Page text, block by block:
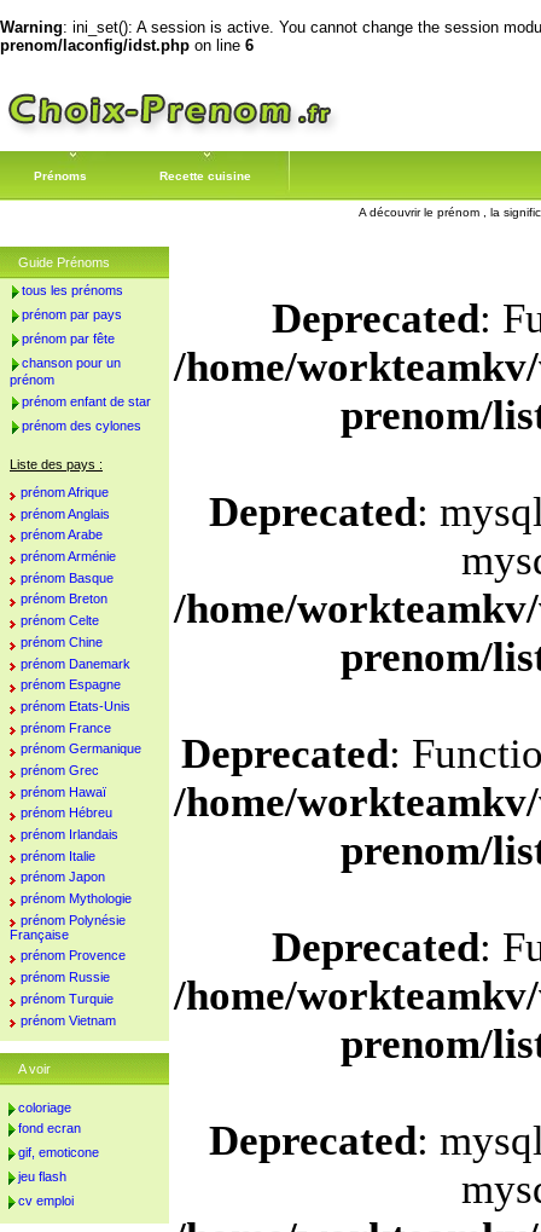
Warning: ini_set(): A session is active. You cannot change the session
prenom/laconfig/idst.php on line 6
Prénoms Recette cuisine
A découvrir le prénom , la
Deprecated:
/home/
prenom/
Deprecated:
/home/
prenom/
Deprecated:
/home/
prenom/
Deprecated:
/home/
prenom/
Deprecated:
Guide Prénoms
tous les prénoms
prénom par pays
prénom par fête
chanson pour un
prénom
prénom enfant de star
prénom des cylones
Liste des pays :
prénom Afrique
prénom Anglais
prénom Arabe
prénom Arménie
prénom Basque
prénom Breton
prénom Celte
prénom Chine
prénom Danemark
prénom Espagne
prénom Etats-Unis
prénom France
prénom Germanique
prénom Grec
prénom Hawaï
prénom Hébreu
prénom Irlandais
prénom Italie
prénom Japon
prénom Mythologie
prénom Polynésie
Française
prénom Provence
prénom Russie
prénom Turquie
prénom Vietnam
A voir
coloriage
fond ecran
gif, emoticone
jeu flash
cv emploi